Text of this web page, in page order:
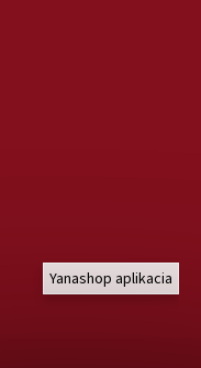
Yanashop aplikacia